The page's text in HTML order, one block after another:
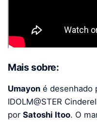
Mais sobre:
Umayon é desenhado
IDOLM@STER
por Satoshi Itoo. O